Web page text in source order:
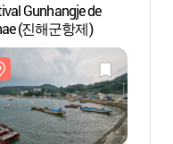
Gunhangje de
(진해군항제)